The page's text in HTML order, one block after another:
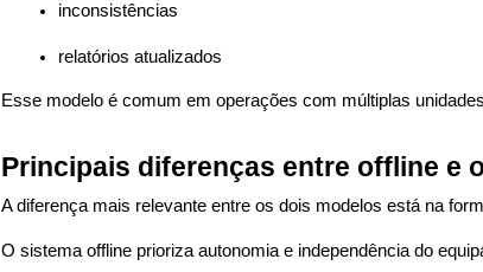
inconsistências
relatórios atualizados
Esse modelo é comum em operações com múltiplas
Principais diferenças entre offline e
A diferença mais relevante entre os dois modelos está na
O sistema offline prioriza autonomia e independência do